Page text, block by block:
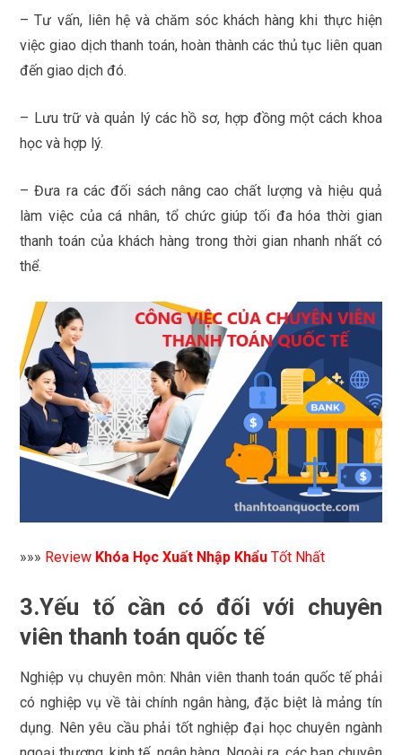
– Tư vấn, liên hệ và chăm sóc khách hàng khi thực hiện
việc giao dịch thanh toán, hoàn thành các thủ tục liên quan
đến giao dịch đó.
– Lưu trữ và quản lý các hồ sơ, hợp đồng một cách khoa
học và hợp lý.
– Đưa ra các đối sách nâng cao chất lượng và hiệu quả
làm việc của cá nhân, tổ chức giúp tối đa hóa thời gian
thanh toán của khách hàng trong thời gian nhanh nhất có
thể.
»»» Review Khóa Học Xuất Nhập Khẩu Tốt Nhất
3.Yếu tố cần có đối với chuyên
viên thanh toán quốc tế
Nghiệp vụ chuyên môn: Nhân viên thanh toán quốc tế phải
có nghiệp vụ về tài chính ngân hàng, đặc biệt là mảng tín
dụng. Nên yêu cầu phải tốt nghiệp đại học chuyên ngành